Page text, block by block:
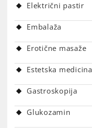
Električni pastir
Embalaža
Erotične masaže
Estetska medicina
Gastroskopija
Glukozamin